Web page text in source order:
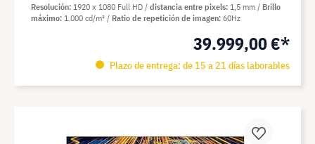
39.999,00 €*
Plazo de entrega: de 15 a 21 días laborables
Resolución 1920 x 1080 Full HD distancia entre pixels 1,5 mm
Brillo
máximo 1.000 cd/m² Ratio de repetición de imagen 60Hz